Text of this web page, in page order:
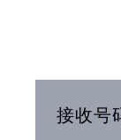
接收号